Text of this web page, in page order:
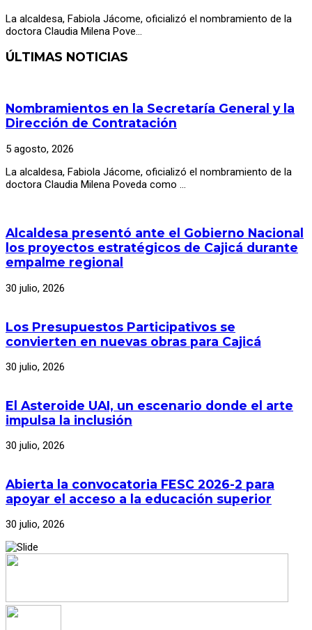
La alcaldesa, Fabiola Jácome, oficializó el nombramiento de la
doctora Claudia Milena Pove…
ÚLTIMAS NOTICIAS
Nombramientos en la Secretaría General y la
Dirección de Contratación
5 agosto, 2026
La alcaldesa, Fabiola Jácome, oficializó el nombramiento de la
doctora Claudia Milena Poveda como …
Alcaldesa presentó ante el Gobierno Nacional
los proyectos estratégicos de Cajicá durante
empalme regional
30 julio, 2026
Los Presupuestos Participativos se
convierten en nuevas obras para Cajicá
30 julio, 2026
El Asteroide UAI, un escenario donde el arte
impulsa la inclusión
30 julio, 2026
Abierta la convocatoria FESC 2026-2 para
apoyar el acceso a la educación superior
30 julio, 2026